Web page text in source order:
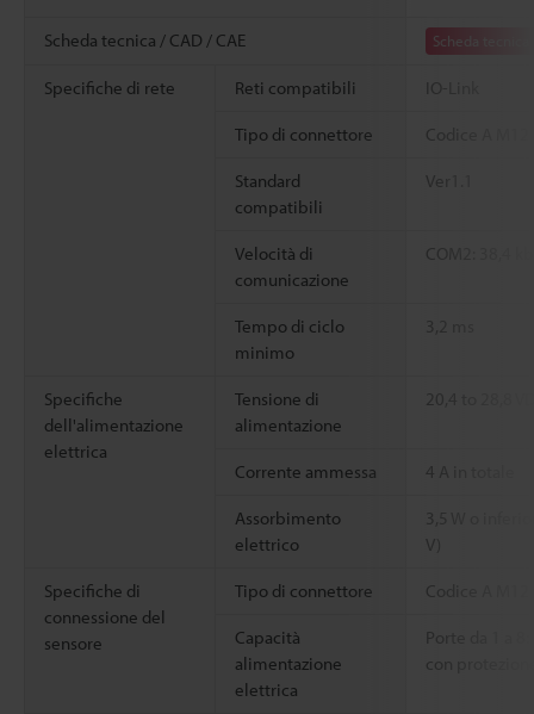
Scheda tecnica / CAD / CAE Scheda tecnica
Specifiche di rete Reti compatibili IO-Link
Tipo di connettore Codice A
Standard
compatibili
Ver1.1
Velocità di
comunicazione
COM2: 38,4
Tempo di ciclo
minimo
3,2 ms
Specifiche
dell'alimentazione
elettrica
Tensione di
alimentazione
20,4 to 28,8
Corrente ammessa 4 A in totale
Assorbimento
elettrico
3,5 W o
V)
Specifiche di
connessione del
sensore
Tipo di connettore Codice A
Capacità
alimentazione
elettrica
Porte da 1 a
con